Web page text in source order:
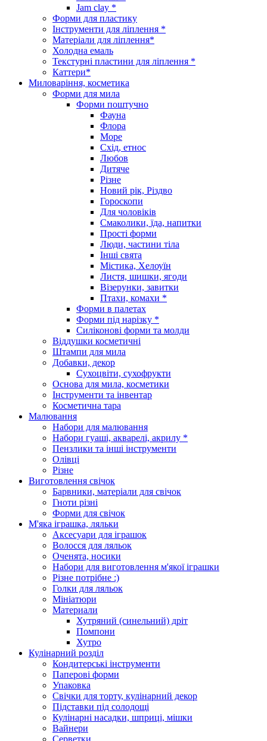
Jam clay *
Форми для пластику
Інструменти для ліплення *
Матеріали для ліплення*
Холодна емаль
Текстурні пластини для ліплення *
Каттери*
Миловаріння, косметика
Форми для мила
Форми поштучно
Фауна
Флора
Море
Схід, етнос
Любов
Дитяче
Різне
Новий рік, Різдво
Гороскопи
Для чоловіків
Смаколики, їда, напитки
Прості форми
Люди, частини тіла
Інші свята
Містика, Хелоуїн
Листя, шишки, ягоди
Візерунки, завитки
Птахи, комахи *
Форми в палетах
Форми під нарізку *
Силіконові форми та молди
Віддушки косметичні
Штампи для мила
Добавки, декор
Сухоцвіти, сухофрукти
Основа для мила, косметики
Інструменти та інвентар
Косметична тара
Малювання
Набори для малювання
Набори гуаші, акварелі, акрилу *
Пензлики та інші інструменти
Олівці
Різне
Виготовлення свічок
Барвники, матеріали для свічок
Гноти різні
Форми для свічок
М'яка іграшка, ляльки
Аксесуари для іграшок
Волосся для ляльок
Оченята, носики
Набори для виготовлення м'якої іграшки
Різне потрібне :)
Голки для ляльок
Мініатюри
Материали
Хутряний (синельний) дріт
Помпони
Хутро
Кулінарний розділ
Кондитерські інструменти
Паперові форми
Упаковка
Свічки для торту, кулінарний декор
Підставки під солодощі
Кулінарні насадки, шприці, мішки
Вайнери
Серветки